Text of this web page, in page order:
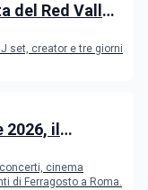
del Red Valley
set, creator e tre giorni
il
cinema
di Ferragosto a Roma.